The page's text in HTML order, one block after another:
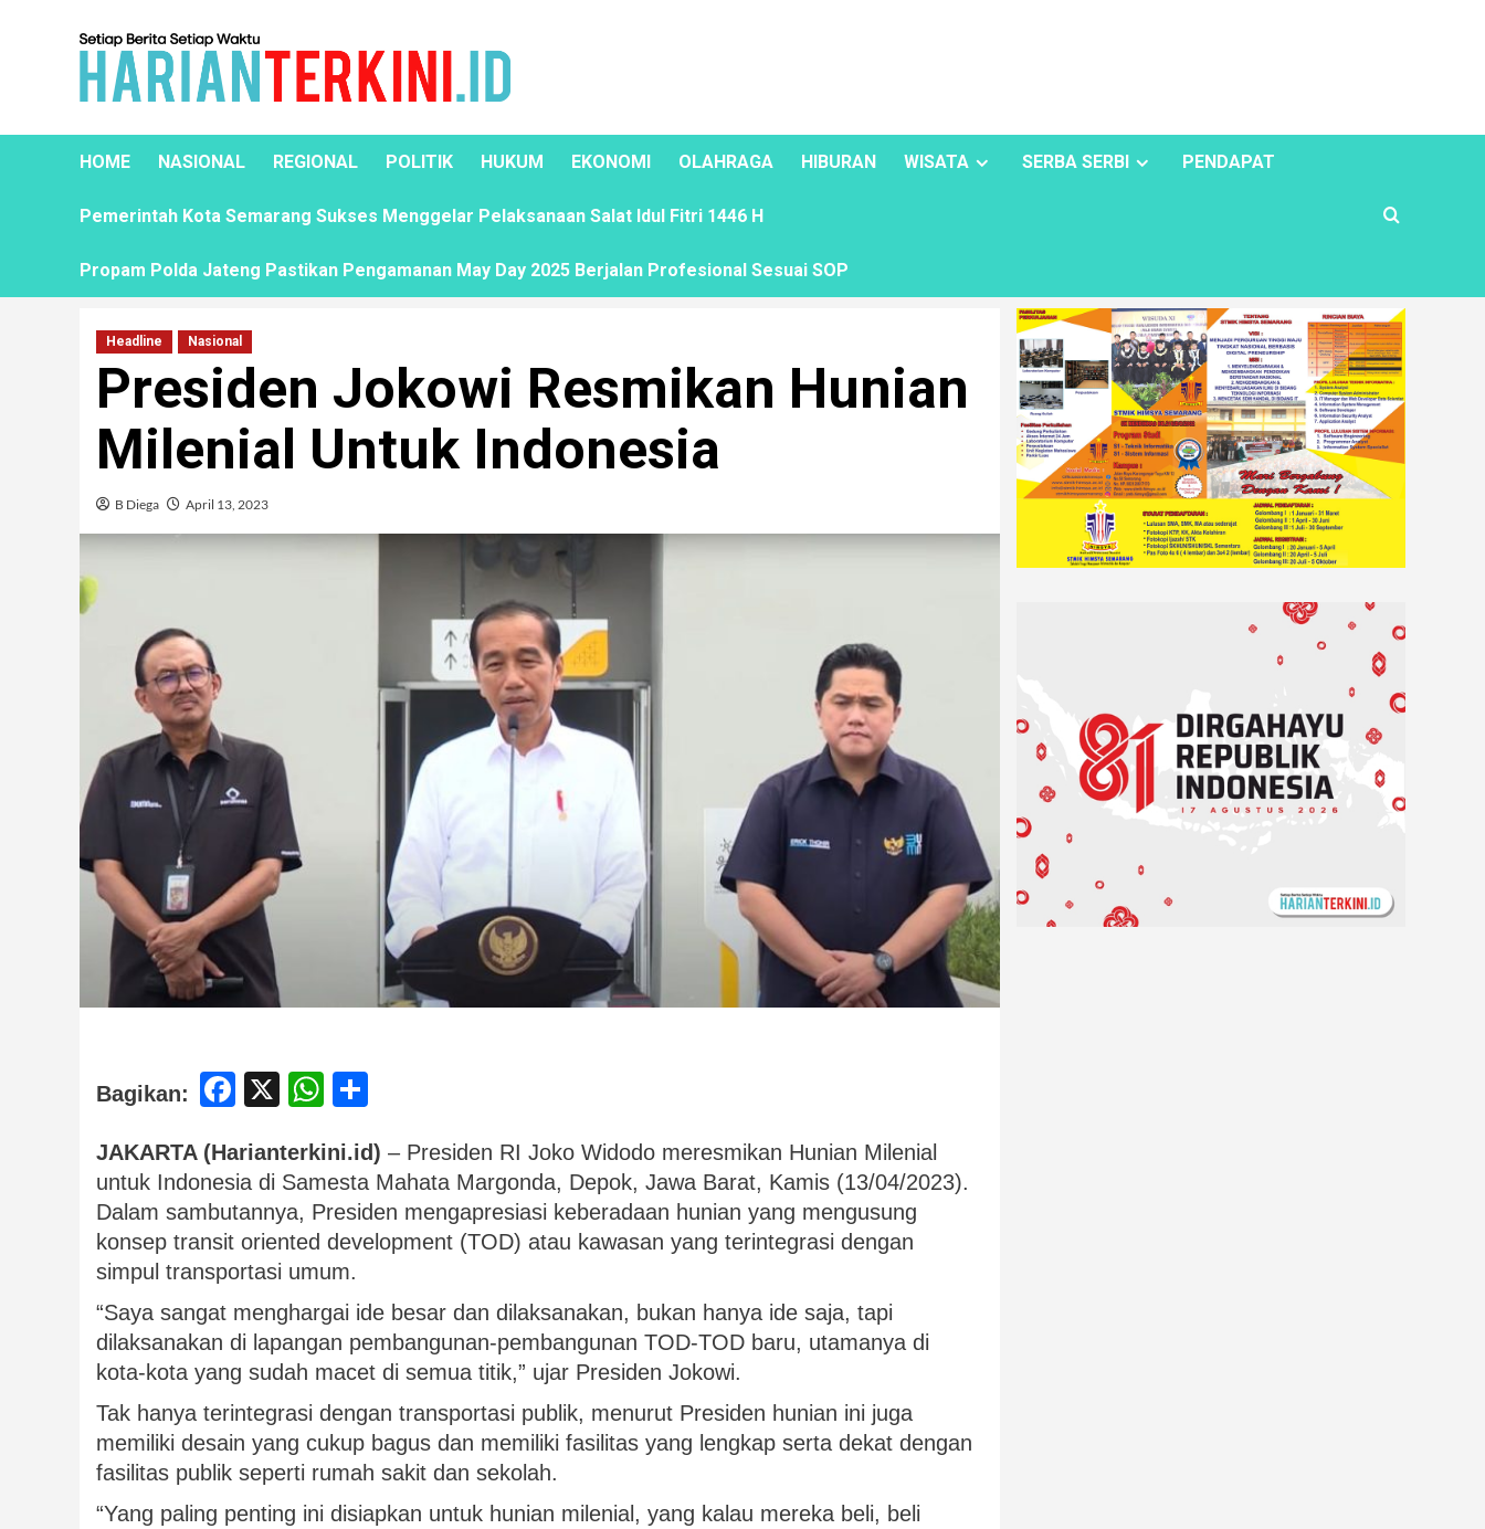
HOME NASIONAL REGIONAL POLITIK HUKUM EKONOMI OLAHRAGA HIBURAN WISATA SERBA SERBI PENDAPAT
Pemerintah Kota Semarang Sukses Menggelar Pelaksanaan Salat Idul Fitri 1446 H
Propam Polda Jateng Pastikan Pengamanan May Day 2025 Berjalan Profesional Sesuai SOP
Headline Nasional
Presiden Jokowi Resmikan Hunian
Milenial Untuk Indonesia
B Diega April 13, 2023
Bagikan: Facebook
X WhatsApp
JAKARTA (Harianterkini.id) – Presiden RI Joko Widodo meresmikan Hunian Milenial
untuk Indonesia di Samesta Mahata Margonda, Depok, Jawa Barat, Kamis (13/04/2023).
Dalam sambutannya, Presiden mengapresiasi keberadaan hunian yang mengusung
konsep transit oriented development (TOD) atau kawasan yang terintegrasi dengan
simpul transportasi umum.
“Saya sangat menghargai ide besar dan dilaksanakan, bukan hanya ide saja, tapi
dilaksanakan di lapangan pembangunan-pembangunan TOD-TOD baru, utamanya di
kota-kota yang sudah macet di semua titik,” ujar Presiden Jokowi.
Tak hanya terintegrasi dengan transportasi publik, menurut Presiden hunian ini juga
memiliki desain yang cukup bagus dan memiliki fasilitas yang lengkap serta dekat dengan
fasilitas publik seperti rumah sakit dan sekolah.
“Yang paling penting ini disiapkan untuk hunian milenial, yang kalau mereka beli, beli